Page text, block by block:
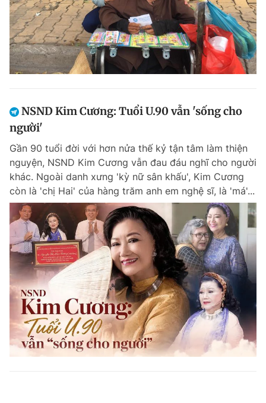
NSND Kim Cương: Tuổi U.90 vẫn 'sống cho
người'
Gần 90 tuổi đời với hơn nửa thế kỷ tận tâm làm thiện
nguyện, NSND Kim Cương vẫn đau đáu nghĩ cho người
khác. Ngoài danh xưng 'kỳ nữ sân khấu', Kim Cương
còn là 'chị Hai' của hàng trăm anh em nghệ sĩ, là 'má'...